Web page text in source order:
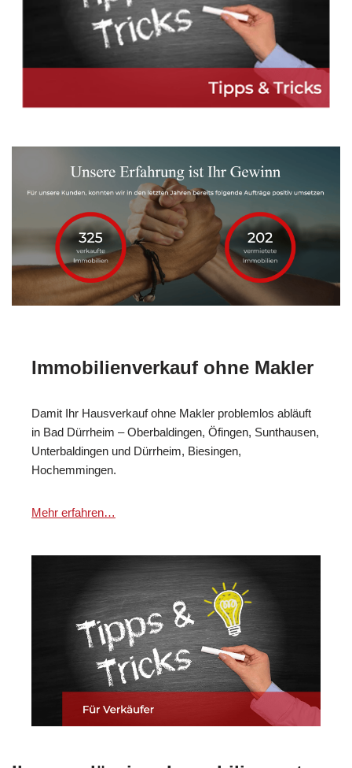
Immobilienverkauf ohne Makler
Damit Ihr Hausverkauf ohne Makler problemlos abläuft
in Bad Dürrheim – Oberbaldingen, Öfingen, Sunthausen,
Unterbaldingen und Dürrheim, Biesingen,
Hochemmingen.
Mehr erfahren…